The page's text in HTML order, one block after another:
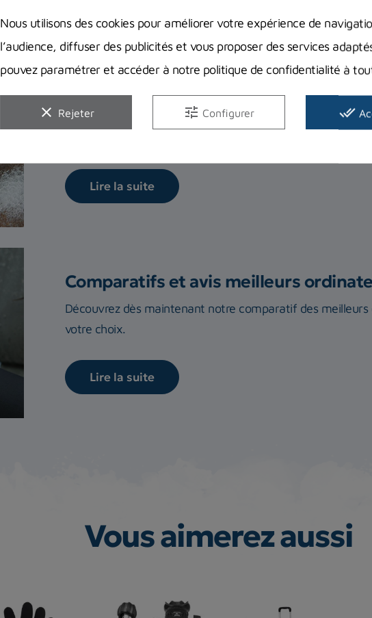
Comment bien choisir son ordinateur
Pas si simple de choisir son ordinateur de plongée avec
! On vous livre...
Lire la suite
Comparatifs et avis meilleurs
Découvrez dès maintenant notre comparatif des
votre choix.
Lire la suite
Vous aimerez aussi
Nous utilisons des cookies pour améliorer votre expérience de
l’audience, diffuser des publicités et vous proposer des services
pouvez paramétrer et accéder à notre politique de confidentialité à
clear Rejeter tune Configurer done_all